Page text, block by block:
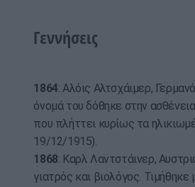
Γεννήσεις
1864: Αλόις Αλτσχάιμερ,
όνομά του δόθηκε στην
που πλήττει κυρίως τα
19/12/1915).
1868: Καρλ Λαντστάινερ,
γιατρός και βιολόγος.